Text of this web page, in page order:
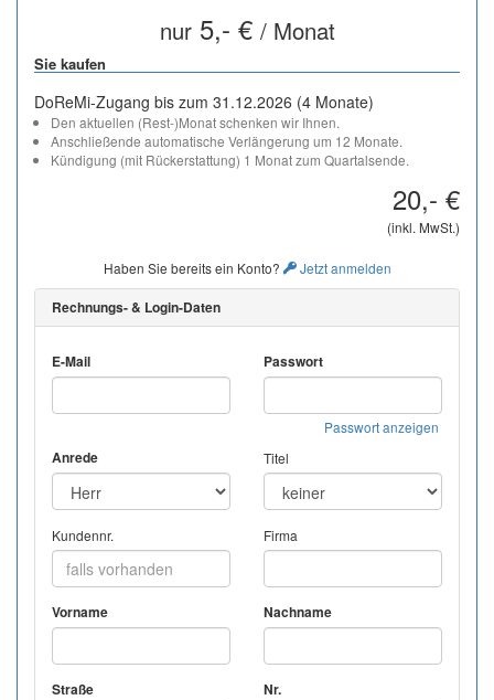
nur5,- € / Monat
Sie kaufen
DoReMi-Zugang bis zum 31.12.2026 (4 Monate)
Den aktuellen (Rest-)Monat schenken wir Ihnen.
Anschließende automatische Verlängerung um 12 Monate.
Kündigung (mit Rückerstattung) 1 Monat zum Quartalsende.
20,- €
(inkl. MwSt.)
Haben Sie bereits ein Konto? Jetzt anmelden
Rechnungs- & Login-Daten
E-Mail Passwort
Passwort anzeigen
Anrede Titel
Kundennr. Firma
Vorname Nachname
Straße Nr.